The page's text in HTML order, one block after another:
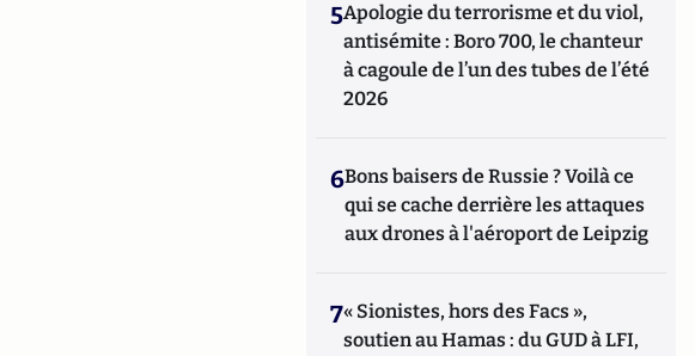
5Apologie du terrorisme et du viol,
antisémite : Boro 700, le chanteur
à cagoule de l’un des tubes de l’été
2026
6Bons baisers de Russie ? Voilà ce
qui se cache derrière les attaques
aux drones à l'aéroport de Leipzig
7« Sionistes, hors des Facs »,
soutien au Hamas : du GUD à LFI,